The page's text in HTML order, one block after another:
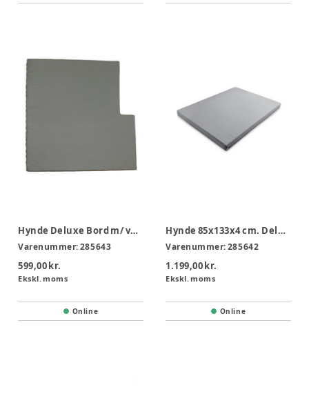
Hynde Deluxe Bord m/ vask
Varenummer:285643
599,00 kr.
Ekskl. moms
Online
Hynde 85x133x4 cm. Deluxe bord u/vask
Varenummer:285642
1.199,00 kr.
Ekskl. moms
Online